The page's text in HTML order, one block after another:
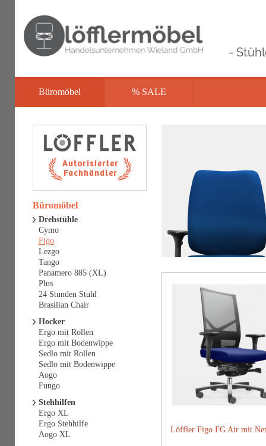
-
Büromöbel % SALE
Löffler Figo FG Air mit
Büromöbel
Drehstühle
Cymo
Figo
Lezgo
Tango
Panamero 885 (XL)
Plus
24 Stunden Stuhl
Brasilian Chair
Hocker
Ergo mit Rollen
Ergo mit Bodenwippe
Sedlo mit Rollen
Sedlo mit Bodenwippe
Aogo
Fungo
Stehhilfen
Ergo XL
Ergo Stehhilfe
Aogo XL